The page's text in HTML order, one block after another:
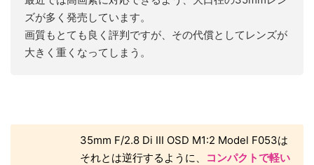
ズが多く発売しています。
画質もとても良く評判ですが、その代償としてレンズが
大きく重くなってしまう。
35mm F/2.8 Di III OSD M1:2 Model F053は
それとは逆行するように、
コンパクトで軽い